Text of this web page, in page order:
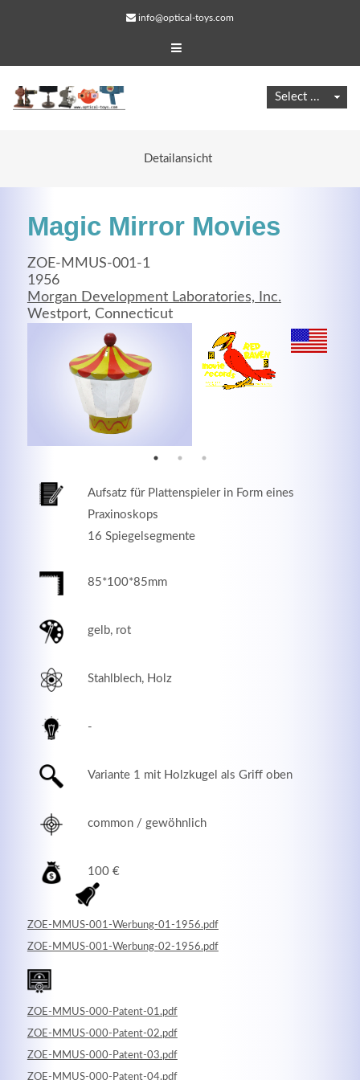
info@optical-toys.com
Detailansicht
Magic Mirror Movies
ZOE-MMUS-001-1
1956
Morgan Development Laboratories, Inc.
Westport, Connecticut
Aufsatz für Plattenspieler in Form eines
Praxinoskops
16 Spiegelsegmente
85*100*85mm
gelb, rot
Stahlblech, Holz
-
Variante 1 mit Holzkugel als Griff oben
common / gewöhnlich
100 €
ZOE-MMUS-001-Werbung-01-1956.pdf
ZOE-MMUS-001-Werbung-02-1956.pdf
ZOE-MMUS-000-Patent-01.pdf
ZOE-MMUS-000-Patent-02.pdf
ZOE-MMUS-000-Patent-03.pdf
ZOE-MMUS-000-Patent-04.pdf
Web Projects
Lorem ipsum dolor sit amet, consectetuer adipiscing
elit. Aenean commodo ligula eget dolor.
MEHR INFOS
Good Service
elit. Aenean commodo ligula eget dolor.
Modern & Simple
Lorem ipsum dolor sit amet, consectetuer adipiscing
MEHR INFOS